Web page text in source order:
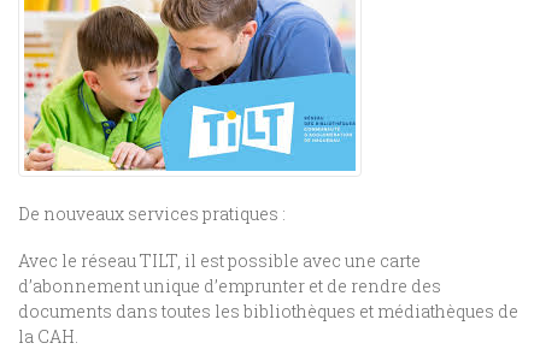
De nouveaux services pratiques :
Avec le réseau TILT, il est possible avec une carte
d’abonnement unique d’emprunter et de rendre des
documents dans toutes les bibliothèques et médiathèques de
la CAH.